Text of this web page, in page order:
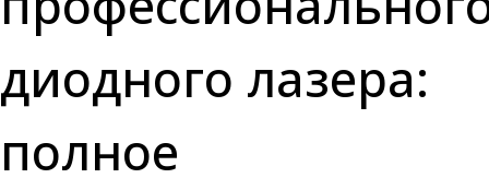
диодного лазера:
полное